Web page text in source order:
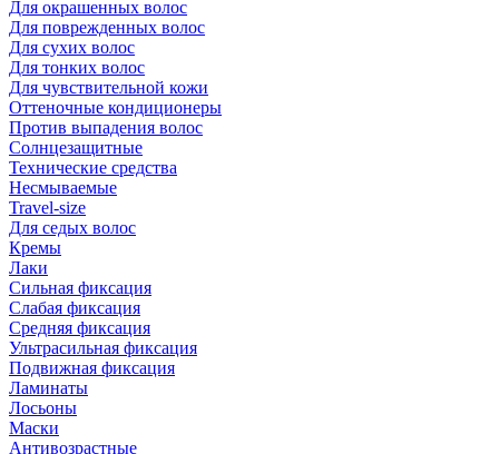
Для окрашенных волос
Для поврежденных волос
Для сухих волос
Для тонких волос
Для чувствительной кожи
Оттеночные кондиционеры
Против выпадения волос
Солнцезащитные
Технические средства
Несмываемые
Travel-size
Для седых волос
Кремы
Лаки
Сильная фиксация
Слабая фиксация
Средняя фиксация
Ультрасильная фиксация
Подвижная фиксация
Ламинаты
Лосьоны
Маски
Антивозрастные